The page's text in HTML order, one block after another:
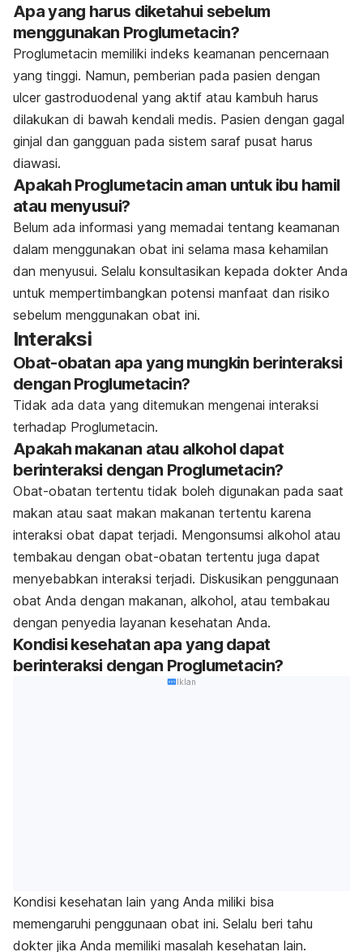
Apa yang harus diketahui sebelum
menggunakan Proglumetacin?
Proglumetacin memiliki indeks keamanan pencernaan
yang tinggi. Namun, pemberian pada pasien dengan
ulcer gastroduodenal yang aktif atau kambuh harus
dilakukan di bawah kendali medis. Pasien dengan gagal
ginjal dan gangguan pada sistem saraf pusat harus
diawasi.
Apakah Proglumetacin aman untuk ibu hamil
atau menyusui?
Belum ada informasi yang memadai tentang keamanan
dalam menggunakan obat ini selama masa kehamilan
dan menyusui. Selalu konsultasikan kepada dokter Anda
untuk mempertimbangkan potensi manfaat dan risiko
sebelum menggunakan obat ini.
Interaksi
Obat-obatan apa yang mungkin berinteraksi
dengan Proglumetacin?
Tidak ada data yang ditemukan mengenai interaksi
terhadap Proglumetacin.
Apakah makanan atau alkohol dapat
berinteraksi dengan Proglumetacin?
Obat-obatan tertentu tidak boleh digunakan pada saat
makan atau saat makan makanan tertentu karena
interaksi obat dapat terjadi. Mengonsumsi alkohol atau
tembakau dengan obat-obatan tertentu juga dapat
menyebabkan interaksi terjadi. Diskusikan penggunaan
obat Anda dengan makanan, alkohol, atau tembakau
dengan penyedia layanan kesehatan Anda.
Kondisi kesehatan apa yang dapat
berinteraksi dengan Proglumetacin?
Iklan
Kondisi kesehatan lain yang Anda miliki bisa
memengaruhi penggunaan obat ini. Selalu beri tahu
dokter jika Anda memiliki masalah kesehatan lain.